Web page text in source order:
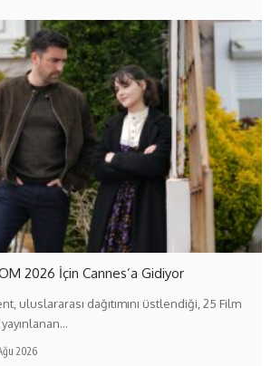
2026 İçin Cannes’a Gidiyor
uluslararası dağıtımını üstlendiği, 25 Film
2026